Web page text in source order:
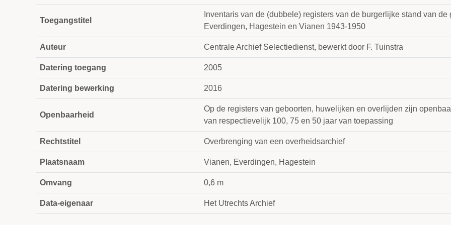
Toegangstitel
Inventaris van de (dubbele) registers van de burgerlijke stand van de
Everdingen, Hagestein en Vianen 1943-1950
Auteur Centrale Archief Selectiedienst, bewerkt door F. Tuinstra
Datering toegang 2005
Datering bewerking 2016
Openbaarheid
Op de registers van geboorten, huwelijken en overlijden zijn
van respectievelijk 100, 75 en 50 jaar van toepassing
Rechtstitel Overbrenging van een overheidsarchief
Plaatsnaam Vianen, Everdingen, Hagestein
Omvang 0,6 m
Data-eigenaar Het Utrechts Archief